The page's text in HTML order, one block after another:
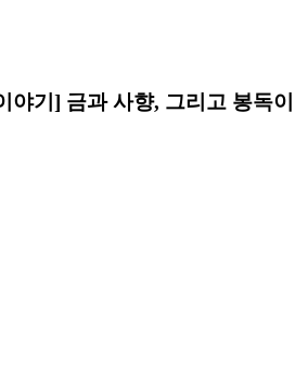
야기] 금과 사향, 그리고 봉독이